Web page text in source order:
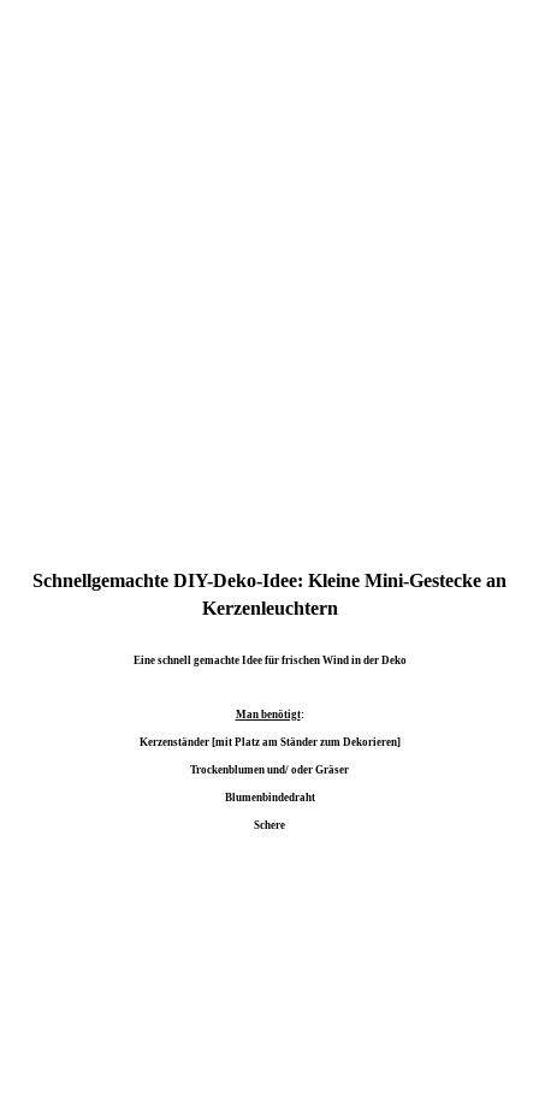
Schnellgemachte DIY-Deko-Idee: Kleine Mini-Gestecke an
Kerzenleuchtern
Eine schnell gemachte Idee für frischen Wind in der Deko
Man benötigt:
Kerzenständer [mit Platz am Ständer zum Dekorieren]
Trockenblumen und/ oder Gräser
Blumenbindedraht
Schere